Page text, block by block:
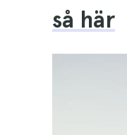
så här